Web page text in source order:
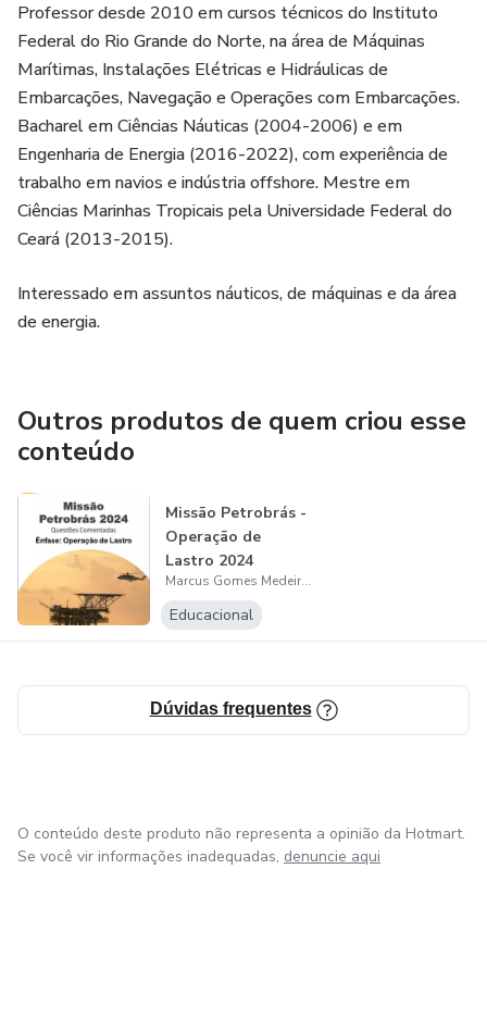
Professor desde 2010 em cursos técnicos do Instituto
Federal do Rio Grande do Norte, na área de Máquinas
Marítimas, Instalações Elétricas e Hidráulicas de
Embarcações, Navegação e Operações com Embarcações.
Bacharel em Ciências Náuticas (2004-2006) e em
Engenharia de Energia (2016-2022), com experiência de
trabalho em navios e indústria offshore. Mestre em
Ciências Marinhas Tropicais pela Universidade Federal do
Ceará (2013-2015).
Interessado em assuntos náuticos, de máquinas e da área
de energia.
Outros produtos de quem criou esse
conteúdo
Missão Petrobrás -
Operação de
Lastro 2024
Marcus Gomes Medeiros de Macedo
Educacional
Dúvidas frequentes
O conteúdo deste produto não representa a opinião da Hotmart.
Se você vir informações inadequadas, denuncie aqui